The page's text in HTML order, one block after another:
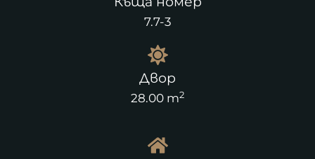
7.7-3
Двор
28.00 m2